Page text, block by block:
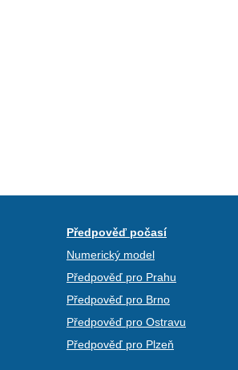
Předpověď počasí
Numerický model
Předpověď pro Prahu
Předpověď pro Brno
Předpověď pro Ostravu
Předpověď pro Plzeň